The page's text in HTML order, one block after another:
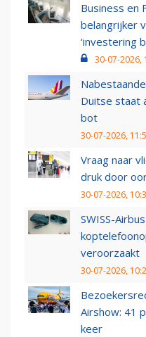
Business en
belangrijker
‘investering
30-07-2026,
Duitse staat
bot
30-07-2026,
Vraag naar
druk door
30-07-2026,
SWISS-
veroorzaakt
30-07-2026,
Airshow: 41
keer